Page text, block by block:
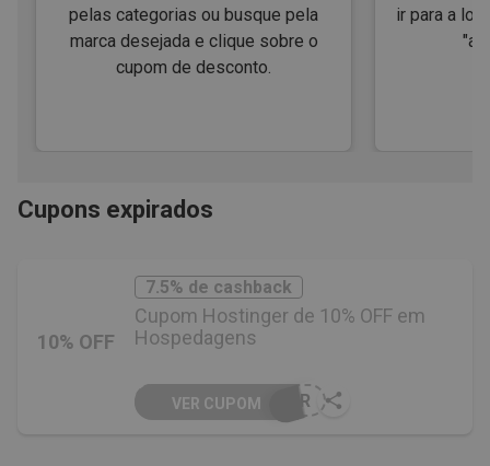
pelas categorias ou busque pela
marca desejada e clique sobre o
cupom de desconto.
ir para a
Cupons expirados
10% OFF
7.5% de cashback
Cupom Hostinger de 10% OFF em
Hospedagens
DOR
VER CUPOM